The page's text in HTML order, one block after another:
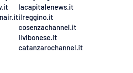
lacapitalenews.it
ilreggino.it
cosenzachannel.it
ilvibonese.it
catanzarochannel.it